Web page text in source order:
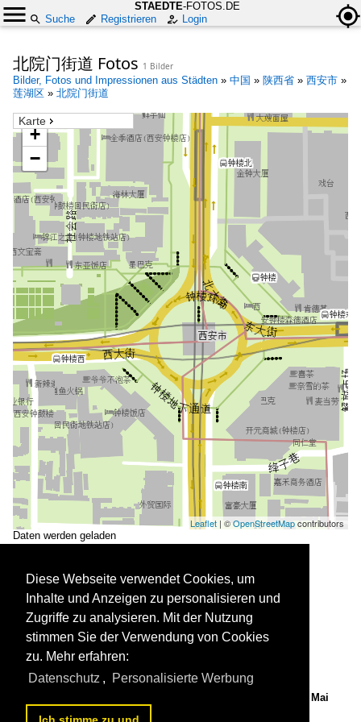
STAEDTE-FOTOS.DE
Suche
Registrieren Login
北院门街道 Fotos 1 Bilder
Bilder, Fotos und Impressionen aus Städten » 中国 » 陕西省 » 西安市 »
莲湖区 » 北院门街道
Karte
+
−
Leaflet | ©OpenStreetMapcontributors
Daten werden geladen
Zhonglou (Glockenturm) in Xi'an. Bild vom Dia. Aufnahme: Mai
1989.
Diese Webseite verwendet Cookies, um
Inhalte und Anzeigen zu personalisieren und
Zugriffe zu analysieren. Mit der Nutzung
stimmen Sie der Verwendung von Cookies
zu. Mehr erfahren:
Datenschutz , Personalisierte Werbung